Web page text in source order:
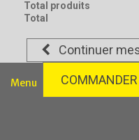
Total produits
Total
Continuer
COMMANDER
Menu